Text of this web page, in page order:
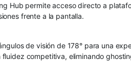
Hub permite acceso directo a
frente a la pantalla.
de visión de 178° para una
competitiva, eliminando